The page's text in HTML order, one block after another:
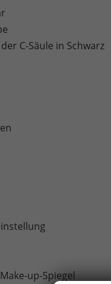
C-Säule in Schwarz
up-Spiegel